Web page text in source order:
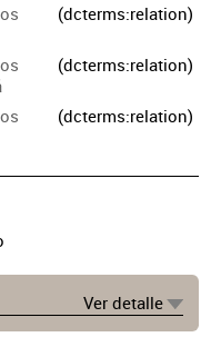
(dcterms:relation)
(dcterms:relation)
(dcterms:relation)
Ver detalle